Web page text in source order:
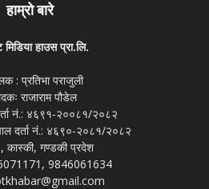
हाम्रो बारे
हाउस प्रा.लि.
: प्रतिभा पराजुली
राजाराम पौडेल
नं.: ४६९१-२००८१/२०८२
दर्ता नं.: ४६९०-२०८१/२०८२
कास्की, गण्डकी प्रदेश
9846061634